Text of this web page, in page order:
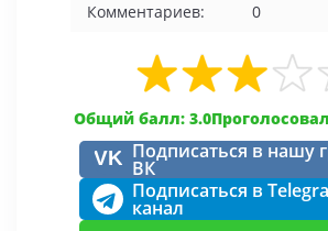
Комментариев:
0
Общий балл: 3.0
VK Подписаться в нашу
ВК
Подписаться в
канал